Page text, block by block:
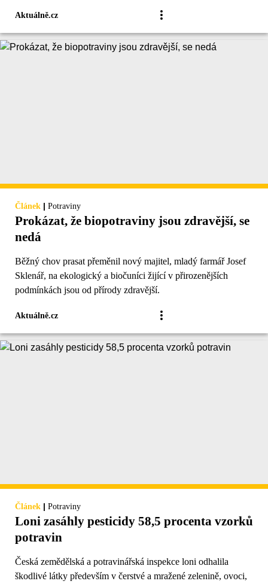
Aktuálně.cz
Článek | Potraviny
Prokázat, že biopotraviny jsou zdravější, se
nedá
Běžný chov prasat přeměnil nový majitel, mladý farmář Josef
Sklenář, na ekologický a biočuníci žijící v přirozenějších
podmínkách jsou od přírody zdravější.
Aktuálně.cz
Článek | Potraviny
Loni zasáhly pesticidy 58,5 procenta vzorků
potravin
Česká zemědělská a potravinářská inspekce loni odhalila
škodlivé látky především v čerstvé a mražené zelenině, ovoci,